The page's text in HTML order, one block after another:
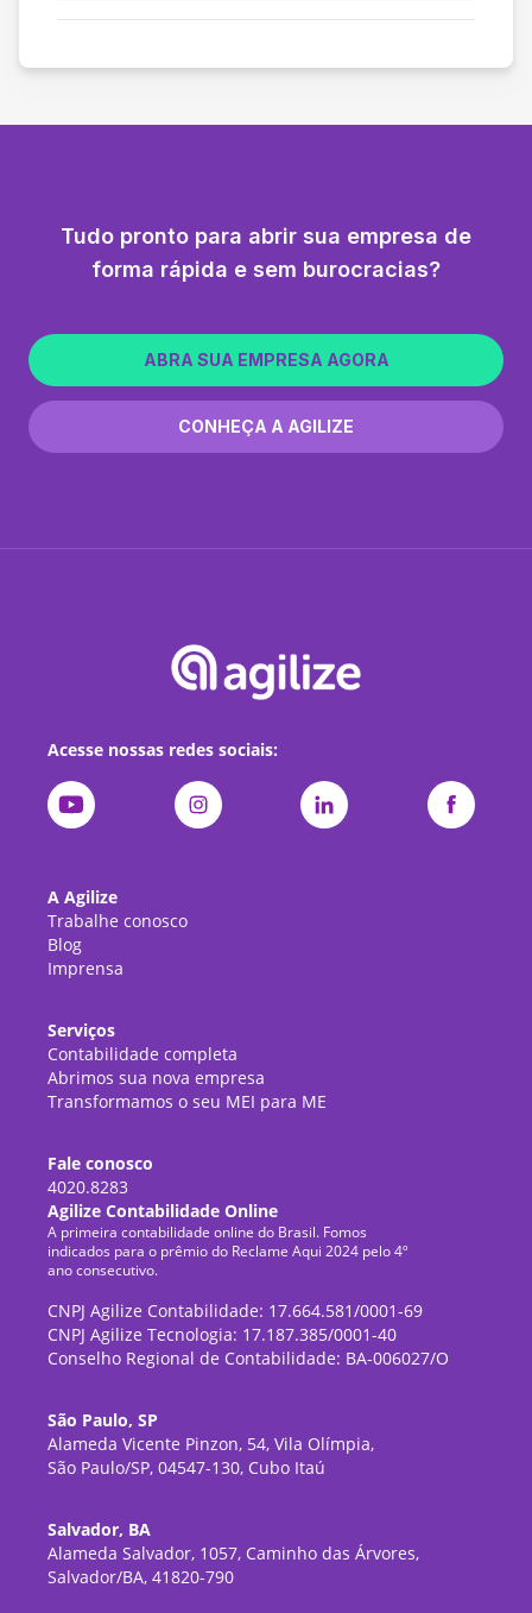
Tudo pronto para abrir sua empresa de
forma rápida e sem burocracias?
ABRA SUA EMPRESA AGORA
CONHEÇA A AGILIZE
Acesse nossas redes sociais:
A Agilize
Trabalhe conosco
Blog
Imprensa
Serviços
Contabilidade completa
Abrimos sua nova empresa
Transformamos o seu MEI para ME
Fale conosco
4020.8283
Agilize Contabilidade Online
A primeira contabilidade online do Brasil. Fomos
indicados para o prêmio do Reclame Aqui 2024 pelo 4º
ano consecutivo.
CNPJ Agilize Contabilidade: 17.664.581/0001-69
CNPJ Agilize Tecnologia: 17.187.385/0001-40
Conselho Regional de Contabilidade: BA-006027/O
São Paulo, SP
Alameda Vicente Pinzon, 54, Vila Olímpia,
São Paulo/SP, 04547-130, Cubo Itaú
Salvador, BA
Alameda Salvador, 1057, Caminho das Árvores,
Salvador/BA, 41820-790